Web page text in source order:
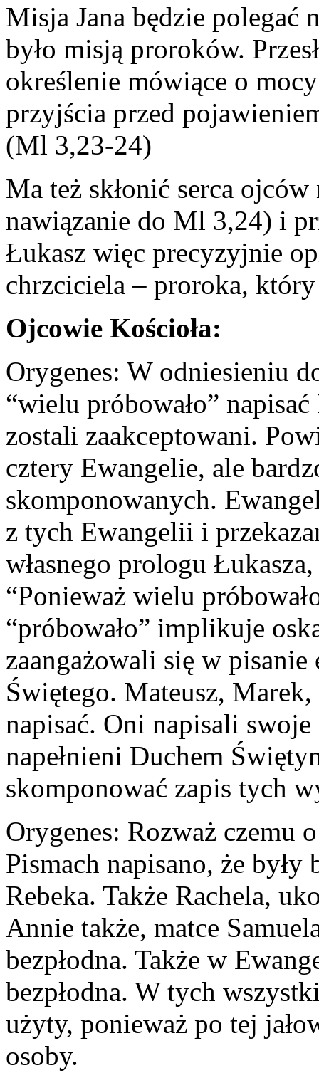
Misja Jana będzie
było misją proroków.
określenie mówiące o
przyjścia przed
(Ml 3,23-24)
Ma też skłonić serca
nawiązanie do Ml 3,24) i
Łukasz więc precyzyjnie
chrzciciela – proroka,
Ojcowie Kościoła:
Orygenes: W odniesieniu
“wielu próbowało”
zostali zaakceptowani.
cztery Ewangelie, ale
skomponowanych.
z tych Ewangelii i
własnego prologu
“Ponieważ wielu
“próbowało” implikuje
zaangażowali się w
Świętego. Mateusz,
napisać. Oni napisali
napełnieni Duchem
skomponować zapis tych
Orygenes: Rozważ czemu
Pismach napisano, że były
Rebeka. Także Rachela,
Annie także, matce
bezpłodna. Także w
bezpłodna. W tych
użyty, ponieważ po tej
osoby.